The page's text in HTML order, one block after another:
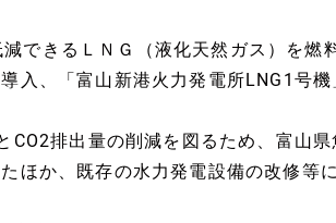
できるＬＮＧ（液化天然ガス）を燃
入、「富山新港火力発電所LNG1号
排出量の削減を図るため、富山県
ほか、既存の水力発電設備の改修等